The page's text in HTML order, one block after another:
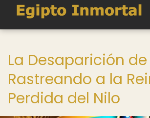
La Desaparición
Rastreando a la
Perdida del Nilo